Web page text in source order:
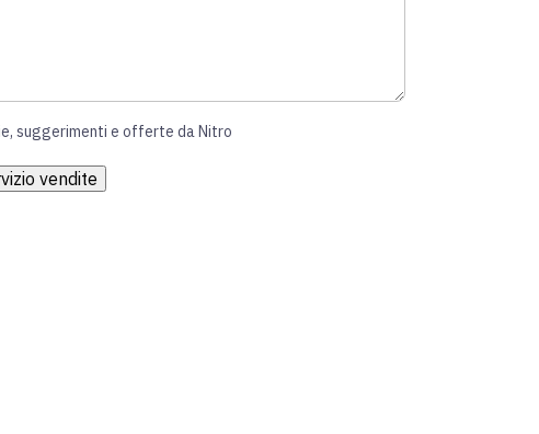
suggerimenti e offerte da Nitro